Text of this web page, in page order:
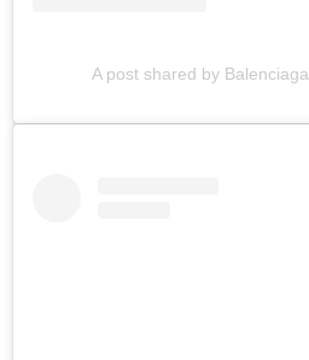
A post shared by Balenciaga